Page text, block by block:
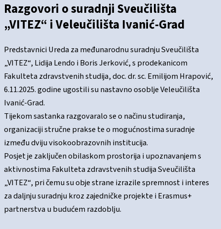
Razgovori o suradnji Sveučilišta
„VITEZ“ i Veleučilišta Ivanić-Grad
Predstavnici Ureda za međunarodnu suradnju Sveučilišta
„VITEZ“, Lidija Lendo i Boris Jerković, s prodekanicom
Fakulteta zdravstvenih studija, doc. dr. sc. Emilijom Hrapović,
6.11.2025. godine ugostili su nastavno osoblje Veleučilišta
Ivanić-Grad.
Tijekom sastanka razgovaralo se o načinu studiranja,
organizaciji stručne prakse te o mogućnostima suradnje
između dviju visokoobrazovnih institucija.
Posjet je zaključen obilaskom prostorija i upoznavanjem s
aktivnostima Fakulteta zdravstvenih studija Sveučilišta
„VITEZ“, pri čemu su obje strane izrazile spremnost i interes
za daljnju suradnju kroz zajedničke projekte i Erasmus+
partnerstva u budućem razdoblju.